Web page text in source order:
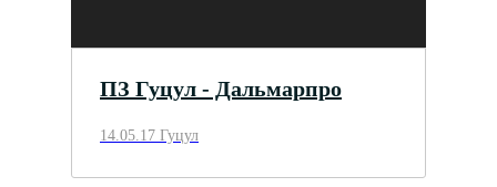
ПЗ Гуцул - Дальмарпро
14.05.17 Гуцул